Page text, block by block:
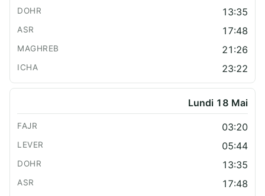
13:35
17:48
21:26
23:22
Lundi 18 Mai
03:20
05:44
13:35
17:48